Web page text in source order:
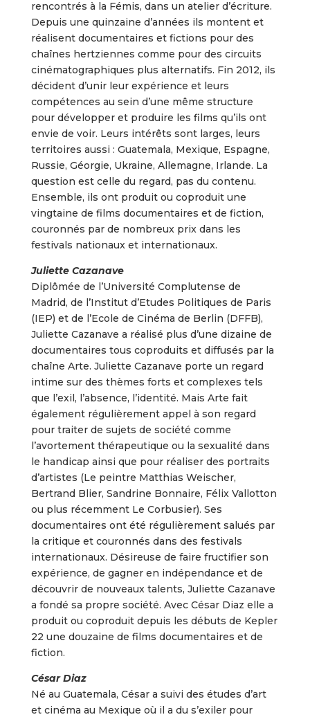
rencontrés à la Fémis, dans un atelier d’écriture.
Depuis une quinzaine d’années ils montent et
réalisent documentaires et fictions pour des
chaînes hertziennes comme pour des circuits
cinématographiques plus alternatifs. Fin 2012, ils
décident d’unir leur expérience et leurs
compétences au sein d’une même structure
pour développer et produire les films qu’ils ont
envie de voir. Leurs intérêts sont larges, leurs
territoires aussi : Guatemala, Mexique, Espagne,
Russie, Géorgie, Ukraine, Allemagne, Irlande. La
question est celle du regard, pas du contenu.
Ensemble, ils ont produit ou coproduit une
vingtaine de films documentaires et de fiction,
couronnés par de nombreux prix dans les
festivals nationaux et internationaux.
Juliette Cazanave
Diplômée de l’Université Complutense de
Madrid, de l’Institut d’Etudes Politiques de Paris
(IEP) et de l’Ecole de Cinéma de Berlin (DFFB),
Juliette Cazanave a réalisé plus d’une dizaine de
documentaires tous coproduits et diffusés par la
chaîne Arte. Juliette Cazanave porte un regard
intime sur des thèmes forts et complexes tels
que l’exil, l’absence, l’identité. Mais Arte fait
également régulièrement appel à son regard
pour traiter de sujets de société comme
l’avortement thérapeutique ou la sexualité dans
le handicap ainsi que pour réaliser des portraits
d’artistes (Le peintre Matthias Weischer,
Bertrand Blier, Sandrine Bonnaire, Félix Vallotton
ou plus récemment Le Corbusier). Ses
documentaires ont été régulièrement salués par
la critique et couronnés dans des festivals
internationaux. Désireuse de faire fructifier son
expérience, de gagner en indépendance et de
découvrir de nouveaux talents, Juliette Cazanave
a fondé sa propre société. Avec César Diaz elle a
produit ou coproduit depuis les débuts de Kepler
22 une douzaine de films documentaires et de
fiction.
César Diaz
Né au Guatemala, César a suivi des études d’art
et cinéma au Mexique où il a du s’exiler pour